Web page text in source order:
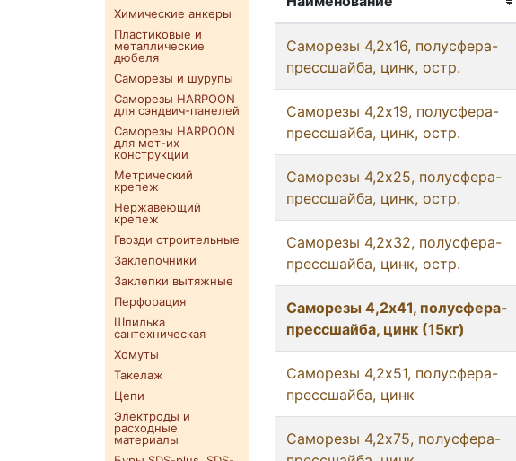
Химические анкеры
Пластиковые и
металлические
дюбеля
Саморезы и шурупы
Саморезы HARPOON
для сэндвич-панелей
Саморезы HARPOON
для мет-их
конструкции
Метрический
крепеж
Нержавеющий
крепеж
Гвозди строительные
Заклепочники
Заклепки вытяжные
Перфорация
Шпилька
сантехническая
Хомуты
Такелаж
Цепи
Электроды и
расходные
материалы
Саморезы 4,2x16, полусфера-
прессшайба, цинк, остр.
Саморезы 4,2x19, полусфера-
прессшайба, цинк, остр.
Саморезы 4,2x25, полусфера-
прессшайба, цинк, остр.
Саморезы 4,2x32, полусфера-
прессшайба, цинк, остр.
Саморезы 4,2x41, полусфера-
прессшайба, цинк (15кг)
Саморезы 4,2x51, полусфера-
прессшайба, цинк
Саморезы 4,2x75, полусфера-